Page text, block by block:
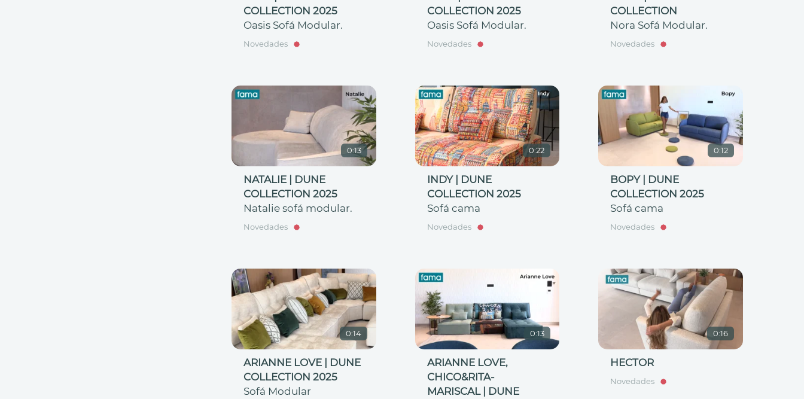
COLLECTION 2025
Oasis Sofá Modular.
Novedades
COLLECTION 2025
Oasis Sofá Modular.
Novedades
COLLECTION
Nora Sofá Modular.
Novedades
0:13
NATALIE | DUNE
COLLECTION 2025
Natalie sofá modular.
Novedades
0:22
INDY | DUNE
COLLECTION 2025
Sofá cama
Novedades
0:12
BOPY | DUNE
COLLECTION 2025
Sofá cama
Novedades
0:14
ARIANNE LOVE | DUNE
COLLECTION 2025
Sofá Modular
0:13
ARIANNE LOVE,
CHICO&RITA-
MARISCAL | DUNE
0:16
HECTOR
Novedades